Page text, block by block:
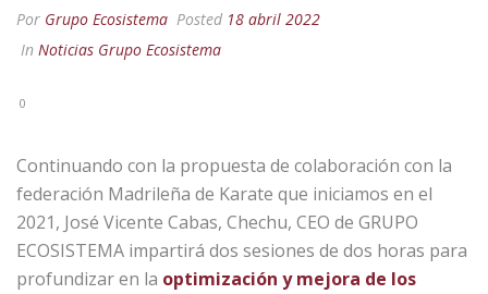
Por Grupo Ecosistema Posted 18 abril 2022
In Noticias Grupo Ecosistema
0
Continuando con la propuesta de colaboración con la
federación Madrileña de Karate que iniciamos en el
2021, José Vicente Cabas, Chechu, CEO de GRUPO
ECOSISTEMA impartirá dos sesiones de dos horas para
profundizar en la optimización y mejora de los